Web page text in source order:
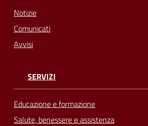
Notizie
Comunicati
Avvisi
SERVIZI
Educazione e formazione
Salute, benessere e assistenza